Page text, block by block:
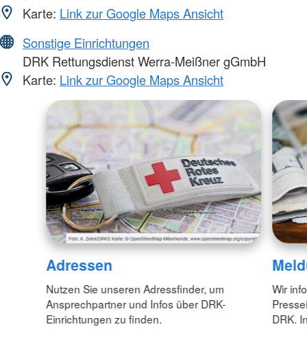
Karte: Link zur Google Maps Ansicht
Sonstige Einrichtungen
DRK Rettungsdienst Werra-Meißner gGmbH
Karte: Link zur Google Maps Ansicht
Adressen
Nutzen Sie unseren Adressfinder, um
Ansprechpartner und Infos über DRK-
Einrichtungen zu finden.
Wir
DRK.